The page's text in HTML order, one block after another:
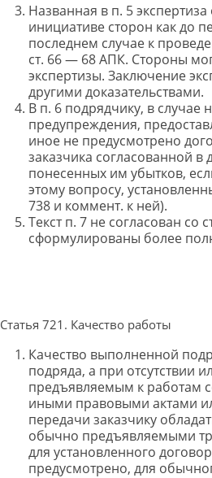
Названная в п. 5
инициативе сторон как до
последнем случае к
ст. 66 — 68 АПК. Стороны
экспертизы. Заключение
другими доказательствами.
В п. 6 подрядчику, в случае
предупреждения,
иное не предусмотрено
заказчика согласованной
понесенных им убытков,
этому вопросу,
738 и коммент. к ней).
Текст п. 7 не согласован со
сформулированы более
Статья 721. Качество работы
Качество выполненной
подряда, а при отсутствии
предъявляемым к работам
иными правовыми актами
передачи заказчику
обычно предъявляемыми
для установленного
предусмотрено, для